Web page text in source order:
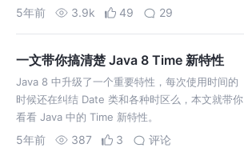
叫个不停的知了，被太阳晒得发白的地面，不禁让
5年前 3.9k 49 29
一文带你搞清楚 Java 8 Time 新特性
Java 8 中升级了一个重要特性，每次使用时间的
时候还在纠结 Date 类和各种时区么，本文就带你
看看 Java 中的 Time 新特性。
5年前 387 3 评论